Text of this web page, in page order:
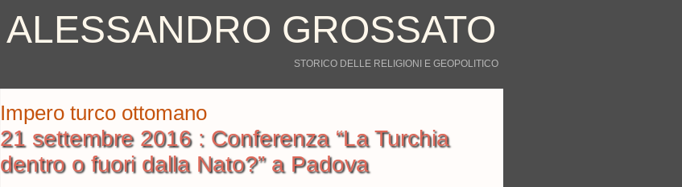
ALESSANDRO GROSSATO
STORICO DELLE RELIGIONI E GEOPOLITICO
Impero turco ottomano
21 settembre 2016 : Conferenza “La Turchia
dentro o fuori dalla Nato?” a Padova